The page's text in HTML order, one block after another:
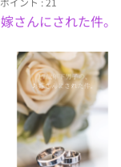
話投稿します。鬼
稿します。筆者の著
組もゲスト参加しま
の国の住人に消され
稿しました。いつか
そして観覧車内でのH
回を投稿しました。
目にかかったことが
のは暗黙の了解かな
を投稿しました。
さんにされた件。